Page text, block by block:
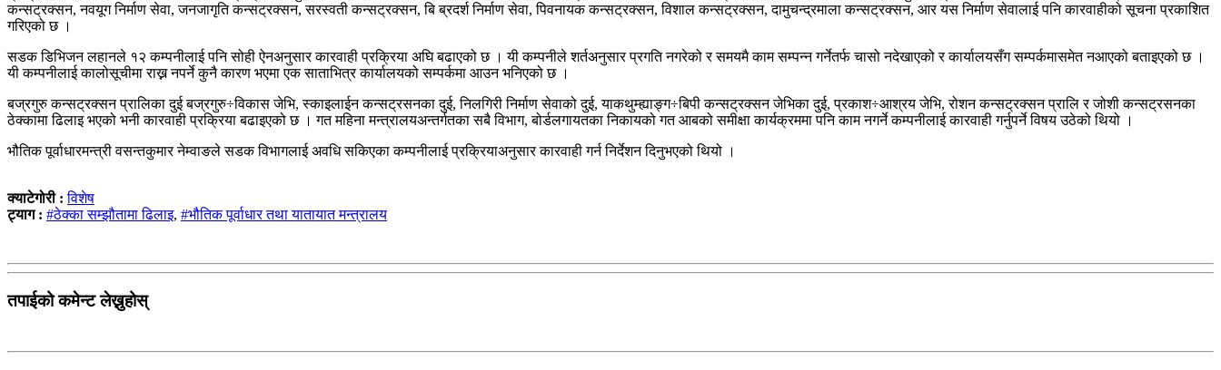
कन्सट्रक्सन, नवयूग निर्माण सेवा, जनजागृति कन्सट्रक्सन, सरस्वती कन्सट्रक्सन, बि ब्रदर्श निर्माण सेवा, पिवनायक कन्सट्रक्सन, विशाल कन्सट्रक्सन, दामुचन्द्रमाला कन्सट्रक्सन, आर यस निर्माण सेवालाई पनि कारवाहीको सूचना प्रकाशित
गरिएको छ ।
सडक डिभिजन लहानले १२ कम्पनीलाई पनि सोही ऐनअनुसार कारवाही प्रक्रिया अघि बढाएको छ । यी कम्पनीले शर्तअनुसार प्रगति नगरेको र समयमै काम सम्पन्न गर्नेतर्फ चासो नदेखाएको र कार्यालयसँग सम्पर्कमासमेत नआएको बताइएको छ ।
यी कम्पनीलाई कालोसूचीमा राख्न नपर्ने कुनै कारण भएमा एक साताभित्र कार्यालयको सम्पर्कमा आउन भनिएको छ ।
बज्रगुरु कन्सट्रक्सन प्रालिका दुई बज्रगुरु÷विकास जेभि, स्काइलाईन कन्सट्रसनका दुई, निलगिरी निर्माण सेवाको दुई, याकथुम्ह्याङ्ग÷बिपी कन्सट्रक्सन जेभिका दुई, प्रकाश÷आश्रय जेभि, रोशन कन्सट्रक्सन प्रालि र जोशी कन्सट्रसनका
ठेक्कामा ढिलाइ भएको भनी कारवाही प्रक्रिया बढाइएको छ । गत महिना मन्त्रालयअन्तर्गतका सबै विभाग, बोर्डलगायतका निकायको गत आबको समीक्षा कार्यक्रममा पनि काम नगर्ने कम्पनीलाई कारवाही गर्नुपर्ने विषय उठेको थियो ।
भौतिक पूर्वाधारमन्त्री वसन्तकुमार नेम्वाङले सडक विभागलाई अवधि सकिएका कम्पनीलाई प्रक्रियाअनुसार कारवाही गर्न निर्देशन दिनुभएको थियो ।
क्याटेगोरी :विशेष
ट्याग : #ठेक्का सम्झौतामा ढिलाइ, #भौतिक पूर्वाधार तथा यातायात मन्त्रालय
तपाईको कमेन्ट लेख्नुहोस्